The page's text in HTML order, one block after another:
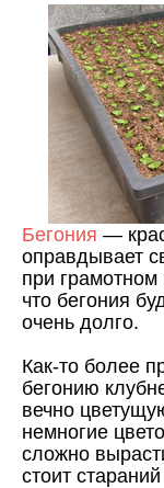
Бегония —
оправдывает
при
что бегония
очень долго.
Как-то более
бегонию
вечно
немногие
сложно
стоит